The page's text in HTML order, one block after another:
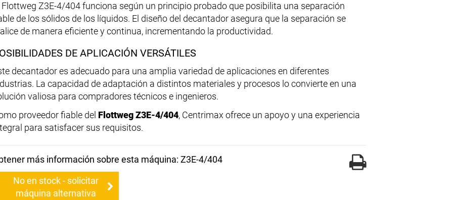
Flottweg Z3E-4/404 funciona según un principio probado que posibilita una separación
de los sólidos de los líquidos. El diseño del decantador asegura que la separación se
de manera eficiente y continua, incrementando la productividad.
DE APLICACIÓN VERSÁTILES
decantador es adecuado para una amplia variedad de aplicaciones en diferentes
La capacidad de adaptación a distintos materiales y procesos lo convierte en una
valiosa para compradores técnicos e ingenieros.
proveedor fiable del Flottweg Z3E-4/404, Centrimax ofrece un apoyo y una experiencia
para satisfacer sus requisitos.
más información sobre esta máquina: Z3E-4/404
No en stock - solicitar
máquina alternativa